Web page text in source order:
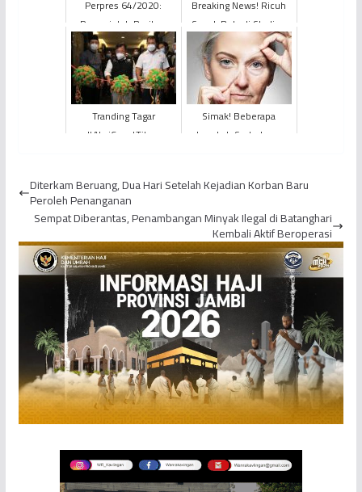
Perpres 64/2020:
Pemerintah Berikan
Bantuan Untuk Peserta
JKN-KIS Kelas III
Breaking News! Ricuh
Sepak Bola di Stadion
Kanjuruhan Malang
Akibatkan Kematian
Massa...
Tranding Tagar
#AksiCepatTilep,
Umat oleh Petinggi A...
Simak! Beberapa
Langkah Sederhana
Diterkam Beruang, Dua Hari Setelah Kejadian Korban Baru
Peroleh Penanganan
Sempat Diberantas, Penambangan Minyak Ilegal di Batanghari
Kembali Aktif Beroperasi